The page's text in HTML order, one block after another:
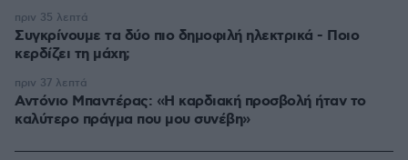
Συγκρίνουμε τα δύο πιο δημοφιλή ηλεκτρικά - Ποιο
κερδίζει τη μάχη;
πριν 35 λεπτά
Αντόνιο Μπαντέρας: «Η καρδιακή προσβολή ήταν το
καλύτερο πράγμα που μου συνέβη»
πριν 37 λεπτά